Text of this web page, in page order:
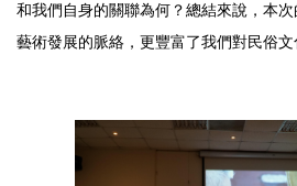
和我們自身的關聯為何？總結來說，本
藝術發展的脈絡，更豐富了我們對民俗文